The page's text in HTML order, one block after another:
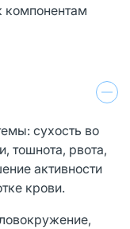
компонентам
сухость во
тошнота, рвота,
активности
крови.